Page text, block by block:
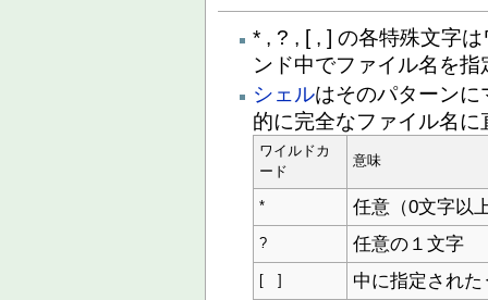
* , ? , [ , ] の各特殊文字
ンド中でファイル名を
シェルはそのパターン
的に完全なファイル名
ワイルドカ
ード
意味
* 任意（0文字以
? 任意の１文字
[ ] 中に指定され